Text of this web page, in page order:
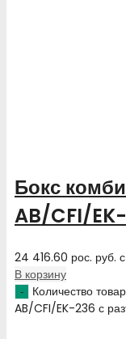
Бокс
AB/CFI/
24 416.60 рос. руб.
В корзину
Количество
AB/CFI/EK-236 с